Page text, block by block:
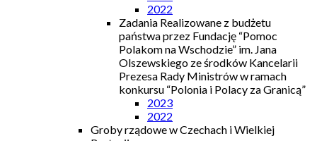
2022
Zadania Realizowane z budżetu
państwa przez Fundację “Pomoc
Polakom na Wschodzie” im. Jana
Olszewskiego ze środków Kancelarii
Prezesa Rady Ministrów w ramach
konkursu “Polonia i Polacy za Granicą”
2023
2022
Groby rządowe w Czechach i Wielkiej